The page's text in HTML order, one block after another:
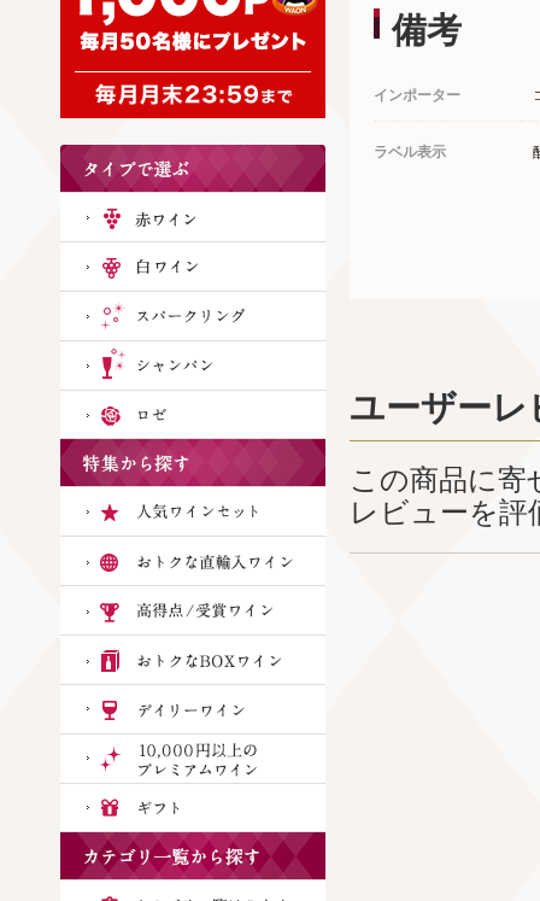
備考
インポーター
ラベル表示
ユーザーレ
この商品に
レビューを評